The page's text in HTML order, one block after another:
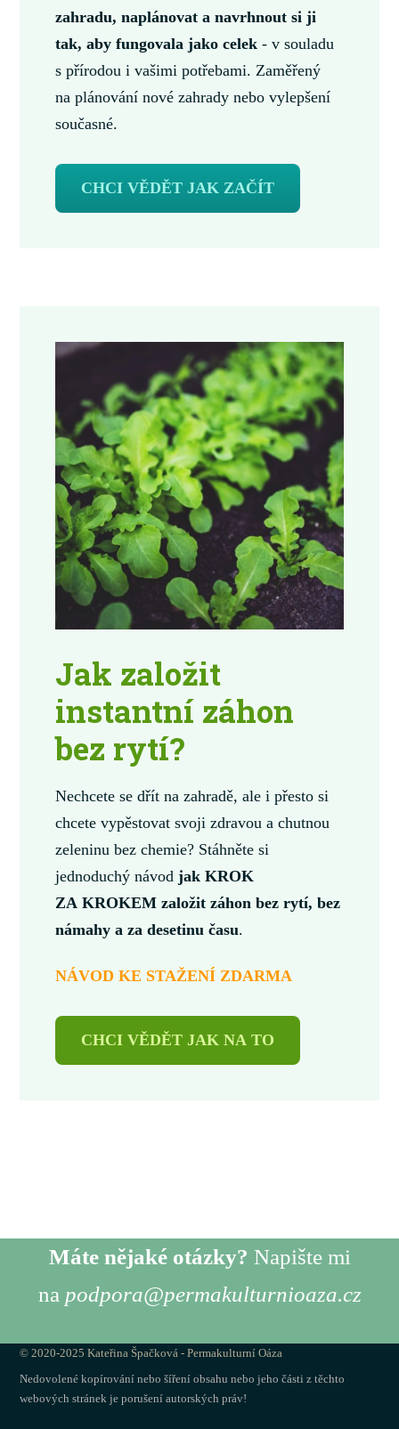
zahradu, naplánovat a navrhnout si ji
tak, aby fungovala jako celek - v souladu
s přírodou i vašimi potřebami. Zaměřený
na plánování nové zahrady nebo vylepšení
současné.
CHCI VĚDĚT JAK ZAČÍT
Jak založit
instantní záhon
bez rytí?
Nechcete se dřít na zahradě, ale i přesto si
chcete vypěstovat svoji zdravou a chutnou
zeleninu bez chemie? Stáhněte si
jednoduchý návodjak KROK
ZA KROKEM založit záhon bez rytí, bez
námahy a za desetinu času.
NÁVOD KE STAŽENÍ ZDARMA
CHCI VĚDĚT JAK NA TO
Máte nějaké otázky? Napište mi
na podpora@permakulturnioaza.cz
© 2020-2025 Kateřina Špačková - Permakulturní Oáza
Nedovolené kopírování nebo šíření obsahu nebo jeho části z těchto
webových stránek je porušení autorských práv!